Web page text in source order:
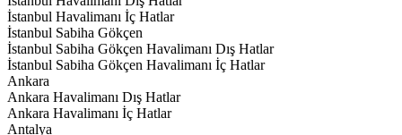
İstanbul Havalimanı İç Hatlar
İstanbul Sabiha Gökçen
İstanbul Sabiha Gökçen Havalimanı Dış Hatlar
İstanbul Sabiha Gökçen Havalimanı İç Hatlar
Ankara
Ankara Havalimanı Dış Hatlar
Ankara Havalimanı İç Hatlar
Antalya